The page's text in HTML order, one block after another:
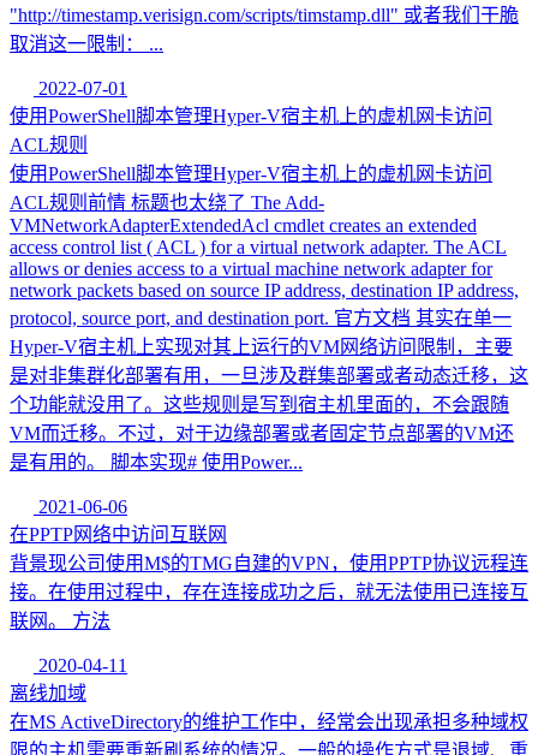
"http://timestamp.verisign.com/scripts/timstamp.dll" 或者我们干脆
取消这一限制： ...
2022-07-01
使用PowerShell脚本管理Hyper-V宿主机上的虚机网卡访问
ACL规则
使用PowerShell脚本管理Hyper-V宿主机上的虚机网卡访问
ACL规则前情 标题也太绕了 The Add-
VMNetworkAdapterExtendedAcl cmdlet creates an extended
access control list ( ACL ) for a virtual network adapter. The ACL
allows or denies access to a virtual machine network adapter for
network packets based on source IP address, destination IP address,
protocol, source port, and destination port. 官方文档 其实在单一
Hyper-V宿主机上实现对其上运行的VM网络访问限制，主要
是对非集群化部署有用，一旦涉及群集部署或者动态迁移，这
个功能就没用了。这些规则是写到宿主机里面的，不会跟随
VM而迁移。不过，对于边缘部署或者固定节点部署的VM还
是有用的。 脚本实现# 使用Power...
2021-06-06
在PPTP网络中访问互联网
背景现公司使用M$的TMG自建的VPN，使用PPTP协议远程连
接。在使用过程中，存在连接成功之后，就无法使用已连接互
联网。 方法
2020-04-11
离线加域
在MS ActiveDirectory的维护工作中，经常会出现承担多种域权